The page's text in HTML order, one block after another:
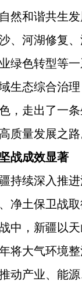
然和谐共生
、河湖修复
绿色转型等一
生态综合治
，走出了一
质量发展之路
战成效显著
持续深入推进
净土保卫战取
中，新疆以
将大气环境
动产业、能